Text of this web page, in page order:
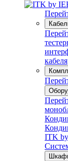
кабеля
ITK